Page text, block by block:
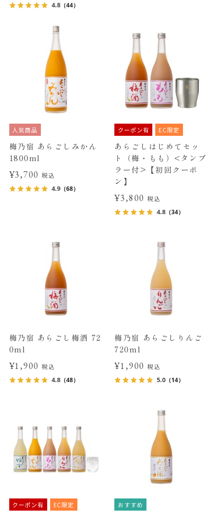
4.8（44）
人気商品
梅乃宿 あらごしみかん
1800ml
¥3,700税込
4.9（68）
クーポン有 EC限定
あらごしはじめてセッ
ト（梅・もも）<タンブ
ラー付>【初回クーポ
ン】
¥3,800 税込
4.8 （34）
梅乃宿 あらごし梅酒 72
0ml
¥1,900税込
4.8（48）
梅乃宿 あらごしりんご
720ml
¥1,900 税込
5.0 （14）
クーポン有 EC限定 おすすめ